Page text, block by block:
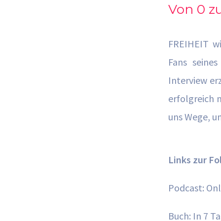
Von 0
FREIHEIT
Fans
Interview
erfolgreich
uns Wege,
Links zur
Podcast:
Buch: In 7